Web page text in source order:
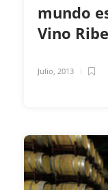
mundo
Vino
Julio, 2013